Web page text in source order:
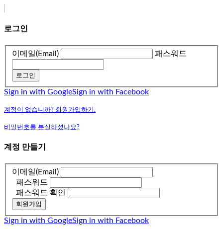
로그인
이메일(Email) 패스워드
로그인
Sign in with GoogleSign in with Facebook
계정이 없습니까? 회원가입하기.
비밀번호를 분실하셨나요?
계정 만들기
이메일(Email)
패스워드
패스워드 확인
회원가입
Sign in with GoogleSign in with Facebook